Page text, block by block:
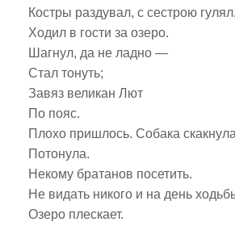
Костры раздувал, с сестрою гулял,
Ходил в гости за озеро.
Шагнул, да не ладно —
Стал тонуть;
Завяз великан Лют
По пояс.
Плохо пришлось. Собака
Потонула.
Некому братанов посетить.
Не видать никого и на день
Озеро плескает.